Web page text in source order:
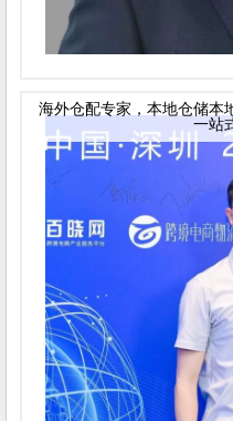
海外仓配专家，本地仓储本
一站